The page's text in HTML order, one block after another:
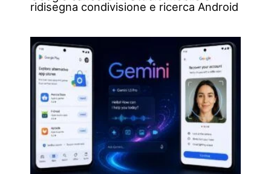
ridisegna condivisione e ricerca Android